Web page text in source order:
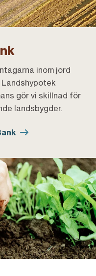
inom jord
Landshypotek
gör vi skillnad för
landsbygder.